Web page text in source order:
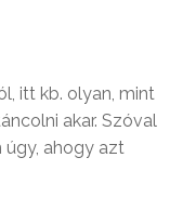
itt kb. olyan, mint
akar. Szóval
úgy, ahogy azt